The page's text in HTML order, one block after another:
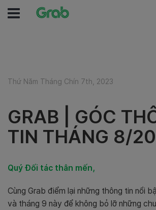
Thứ Năm Tháng Chín 7th, 2023
GRAB | GÓC
TIN THÁNG 8/
Quý Đối tác thân mến,
Cùng Grab điểm lại những thông tin nổi
và tháng 9 này để không bỏ lỡ những